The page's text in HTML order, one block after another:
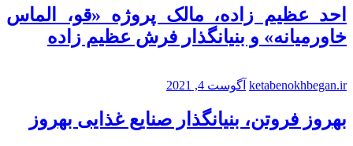
احد عظیم زاده، مالک پروژه «قو، الماس
خاورمیانه» و بنیانگذار فرش عظیم زاده
ketabenokhbegan.ir آگوست 4, 2021
بهروز فروتن، بنیانگذار صنایع غذایی بهروز